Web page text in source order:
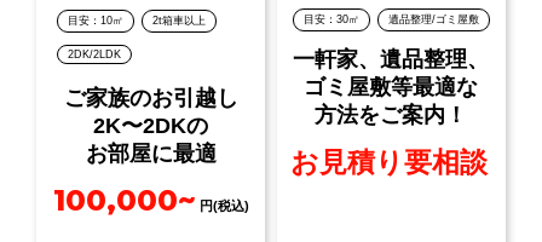
目安：10㎡ 2t箱車以上
2DK/2LDK
ご家族のお引越し
2K〜2DKの
お部屋に最適
100,000~ 円(税込)
目安：30㎡ 遺品整理/ゴミ屋敷
一軒家、遺品整理、
ゴミ屋敷等最適な
方法をご案内！
お見積り要相談